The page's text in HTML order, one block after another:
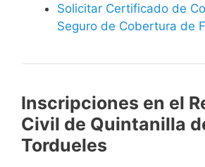
Solicitar Certificado de
Seguro de Cobertura de
Inscripciones en el
Civil de Quintanilla
Tordueles